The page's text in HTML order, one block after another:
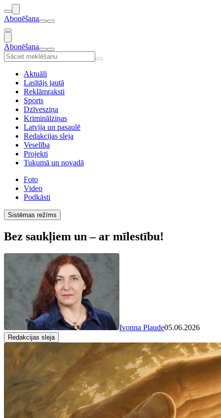
Abonēšana
Abonēšana
Aktuāli
Lasītājs jautā
Reklāmraksti
Sports
Dzīvesziņa
Kriminālziņas
Latvija un pasaulē
Redakcijas sleja
Veselība
Projekti
Tukumā un novadā
Foto
Video
Podkāsti
Sistēmas režīms
Bez saukļiem un – ar mīlestību!
Ivonna Plaude05.06.2026
Redakcijas sleja